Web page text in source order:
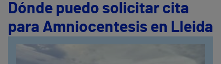
Dónde puedo solicitar cita
para Amniocentesis en Lleida